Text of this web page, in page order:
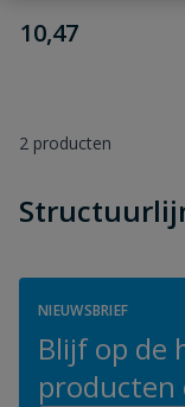
€
10,47
2 producten
NIEUWSBRIEF
Blijf op de
producten